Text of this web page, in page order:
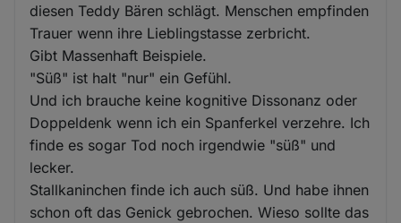
diesen Teddy Bären schlägt. Menschen empfinden
Trauer wenn ihre Lieblingstasse zerbricht.
Gibt Massenhaft Beispiele.
"Süß" ist halt "nur" ein Gefühl.
Und ich brauche keine kognitive Dissonanz oder
Doppeldenk wenn ich ein Spanferkel verzehre. Ich
finde es sogar Tod noch irgendwie "süß" und
lecker.
Stallkaninchen finde ich auch süß. Und habe ihnen
schon oft das Genick gebrochen. Wieso sollte das